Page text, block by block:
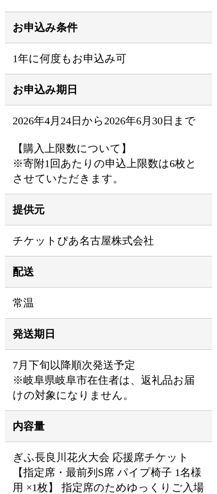
お申込み条件
1年に何度もお申込み可
お申込み期日
2026年4月24日から2026年6月30日まで
【購入上限数について】
※寄附1回あたりの申込上限数は6枚と
させていただきます。
提供元
チケットぴあ名古屋株式会社
配送
常温
発送期日
7月下旬以降順次発送予定
※岐阜県岐阜市在住者は、返礼品お届
けの対象になりません。
内容量
ぎふ長良川花火大会 応援席チケット
【指定席・最前列S席 パイプ椅子 1名様
用 ×1枚】 指定席のためゆっくりご入場